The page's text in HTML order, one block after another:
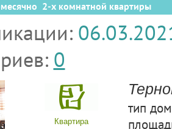
2-х комнатной квартиры
0
Квартира
тип